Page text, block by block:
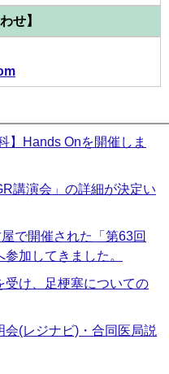
せ】
】Hands Onを開催しま
講演会」の詳細が決定い
で開催された「第63回
加してきました。
受け、足梗塞についての
(レジナビ)・合同医局説